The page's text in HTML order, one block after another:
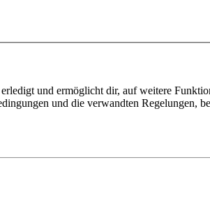
und ermöglicht dir, auf weitere
und die verwandten Regelungen,